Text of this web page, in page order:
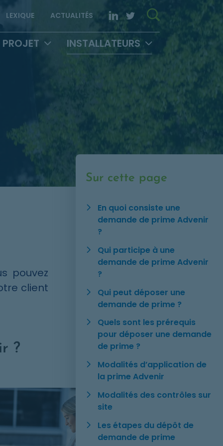
LEXIQUE ACTUALITÉS LinkedIn. Opens in new
Twitter. Opens in
INSTALLATEURS
pouvez
client
Sur cette page
En quoi consiste une
demande de prime Advenir
?
Qui participe à une
demande de prime Advenir
?
Qui peut déposer une
demande de prime ?
Quels sont les prérequis
pour déposer une demande
de prime ?
Modalités d’application de
la prime Advenir
Modalités des contrôles sur
site
Les étapes du dépôt de
demande de prime
?